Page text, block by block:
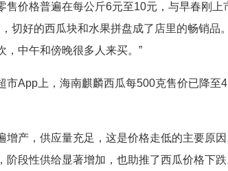
价格普遍在每公斤6元至10元，与早春刚上
切好的西瓜块和水果拼盘成了店里的畅销品
，中午和傍晚很多人来买。”
市App上，海南麒麟西瓜每500克售价已降至
产，供应量充足，这是价格走低的主要原
段性供给显著增加，也助推了西瓜价格下跌